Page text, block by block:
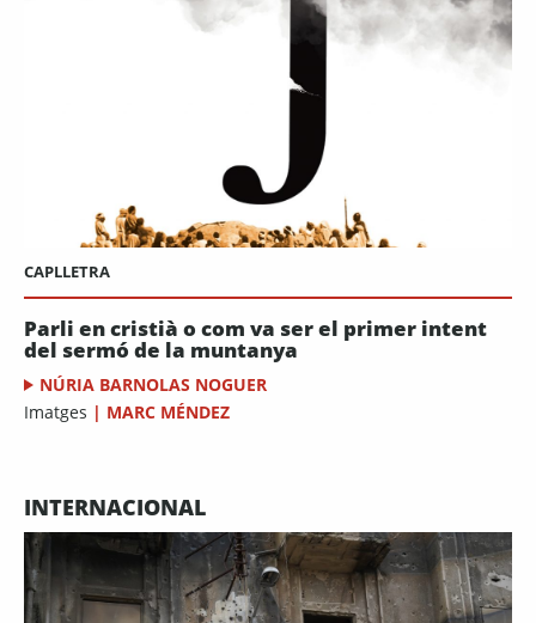
CAPLLETRA
Parli en cristià o com va ser el primer intent
del sermó de la muntanya
NÚRIA BARNOLAS NOGUER
Imatges | MARC MÉNDEZ
INTERNACIONAL